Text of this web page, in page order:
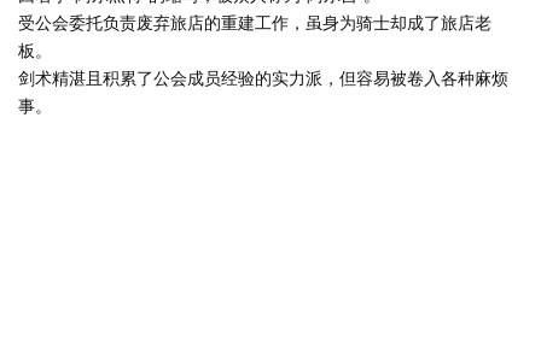
受公会委托负责废弃旅店的重建工作，虽身为骑士却成了旅店老
板。
剑术精湛且积累了公会成员经验的实力派，但容易被卷入各种麻烦
事。